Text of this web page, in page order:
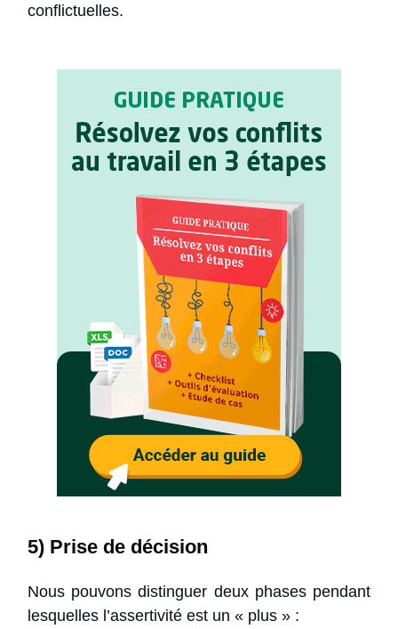
conflictuelles.
5) Prise de décision
Nous pouvons distinguer deux phases pendant
lesquelles l’assertivité est un « plus » :